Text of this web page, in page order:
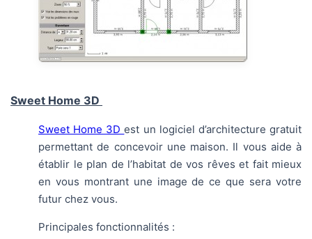
Sweet Home 3D
Sweet Home 3Dest un logiciel d’architecture gratuit
permettant de concevoir une maison. Il vous aide à
établir le plan de l’habitat de vos rêves et fait mieux
en vous montrant une image de ce que sera votre
futur chez vous.
Principales fonctionnalités :